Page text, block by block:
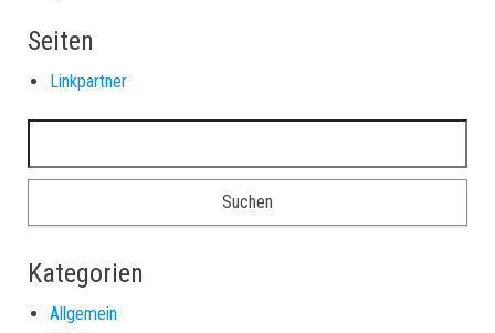
Seiten
Linkpartner
Kategorien
Allgemein